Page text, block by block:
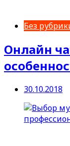
Без
Онлайн
30.10.2018